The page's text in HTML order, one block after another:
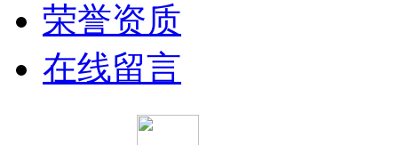
荣誉资质
在线留言